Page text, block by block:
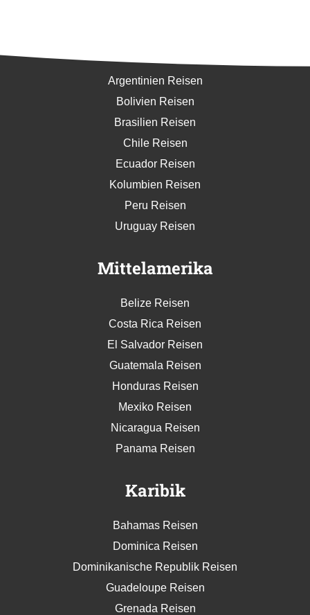
Argentinien Reisen
Bolivien Reisen
Brasilien Reisen
Chile Reisen
Ecuador Reisen
Kolumbien Reisen
Peru Reisen
Uruguay Reisen
Mittelamerika
Belize Reisen
Costa Rica Reisen
El Salvador Reisen
Guatemala Reisen
Honduras Reisen
Mexiko Reisen
Nicaragua Reisen
Panama Reisen
Karibik
Bahamas Reisen
Dominica Reisen
Dominikanische Republik Reisen
Guadeloupe Reisen
Grenada Reisen